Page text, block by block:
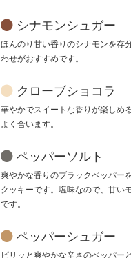
シナモンシュガー
ほんのり甘い香りのシナモンを存
わせがおすすめです。
クローブショコラ
華やかでスイートな香りが楽しめ
よく合います。
ペッパーソルト
爽やかな香りのブラックペッパー
クッキーです。塩味なので、甘い
です。
ペッパーシュガー
ピリッと爽やかな辛さのペッパー